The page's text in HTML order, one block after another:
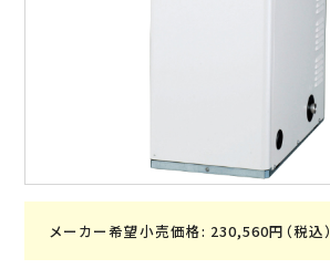
メーカー希望小売価格: 230,560円（税込）